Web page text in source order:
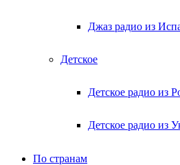
Джаз радио из
Детское
Детское радио из
Детское радио из
По странам